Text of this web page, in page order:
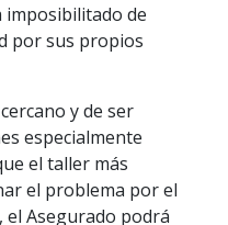
imposibilitado de
por sus propios
y de ser
especialmente
el taller más
el problema por el
Asegurado podrá